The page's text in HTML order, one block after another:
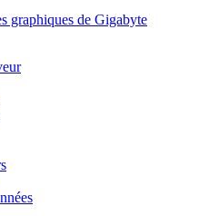
graphiques de Gigabyte